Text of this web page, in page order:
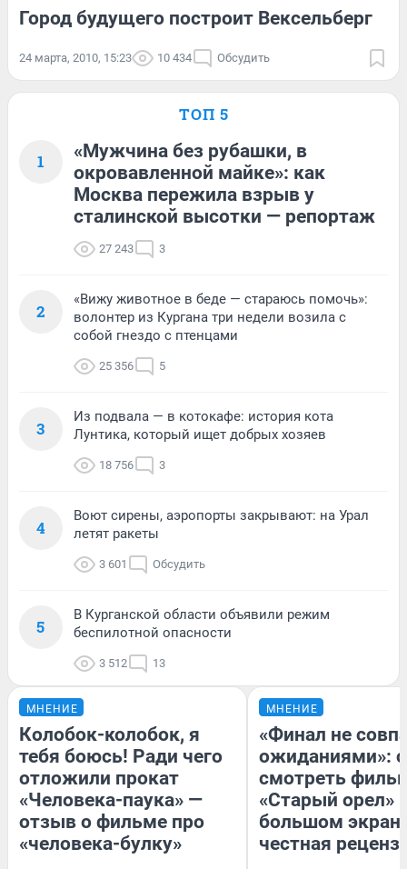
Город будущего построит Вексельберг
24 марта, 2010, 15:23 10 434 Обсудить
ТОП 5
1
«Мужчина без рубашки, в
окровавленной майке»: как
Москва пережила взрыв у
сталинской высотки — репортаж
27 243 3
2
«Вижу животное в беде — стараюсь помочь»:
волонтер из Кургана три недели возила с
собой гнездо с птенцами
25 356 5
3
Из подвала — в котокафе: история кота
Лунтика, который ищет добрых хозяев
18 756 3
4
Воют сирены, аэропорты закрывают: на Урал
летят ракеты
3 601 Обсудить
5
В Курганской области объявили режим
беспилотной опасности
3 512 13
МНЕНИЕ
Колобок-колобок, я
тебя боюсь! Ради чего
отложили прокат
«Человека-паука» —
отзыв о фильме про
«человека-булку»
МНЕНИЕ
«Финал не
ожиданиями»:
смотреть
«Старый орел»
большом
честная